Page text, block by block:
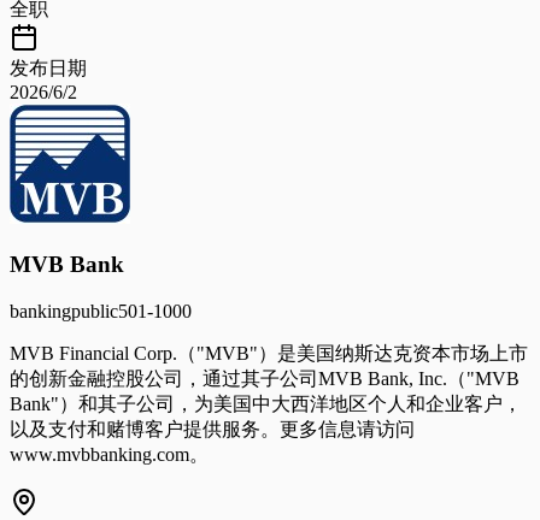
全职
发布日期
2026/6/2
MVB Bank
bankingpublic501-1000
MVB Financial Corp.（"MVB"）是美国纳斯达克资本市场上市
的创新金融控股公司，通过其子公司MVB Bank, Inc.（"MVB
Bank"）和其子公司，为美国中大西洋地区个人和企业客户，
以及支付和赌博客户提供服务。更多信息请访问
www.mvbbanking.com。